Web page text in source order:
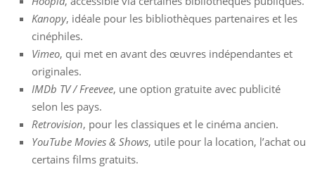
Kanopy, idéale pour les bibliothèques partenaires et les
cinéphiles.
Vimeo, qui met en avant des œuvres indépendantes et
originales.
IMDb TV / Freevee, une option gratuite avec publicité
selon les pays.
Retrovision, pour les classiques et le cinéma ancien.
YouTube Movies & Shows, utile pour la location, l’achat ou
certains films gratuits.